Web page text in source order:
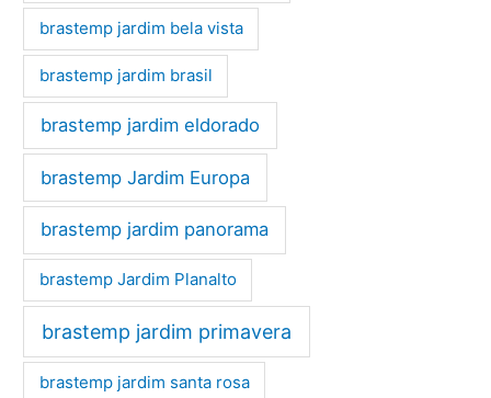
brastemp jardim bela vista
brastemp jardim brasil
brastemp jardim eldorado
brastemp Jardim Europa
brastemp jardim panorama
brastemp Jardim Planalto
brastemp jardim primavera
brastemp jardim santa rosa